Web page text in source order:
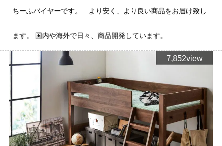
ちーふバイヤーです。 より安く、より良い商品をお届け致し
ます。 国内や海外で日々、商品開発しています。
7,852view